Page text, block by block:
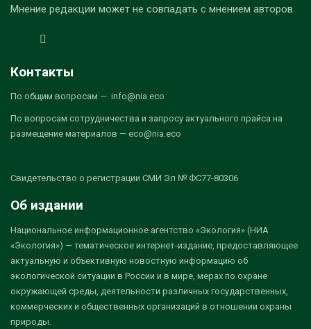
Мнение редакции может не совпадать с мнением авторов.
Контакты
По общим вопросам — info@nia.eco
По вопросам сотрудничества и запросу актуального прайса на
размещение материалов — eco@nia.eco
Свидетельство о регистрации СМИ Эл № ФС77-80306
Об издании
Национальное информационное агентство «Экология» (НИА
«Экология») — тематическое интернет-издание, предоставляющее
актуальную и объективную новостную информацию об
экологической ситуации в России и в мире, мерах по охране
окружающей среды, деятельности различных государственных,
коммерческих и общественных организаций в отношении охраны
природы.